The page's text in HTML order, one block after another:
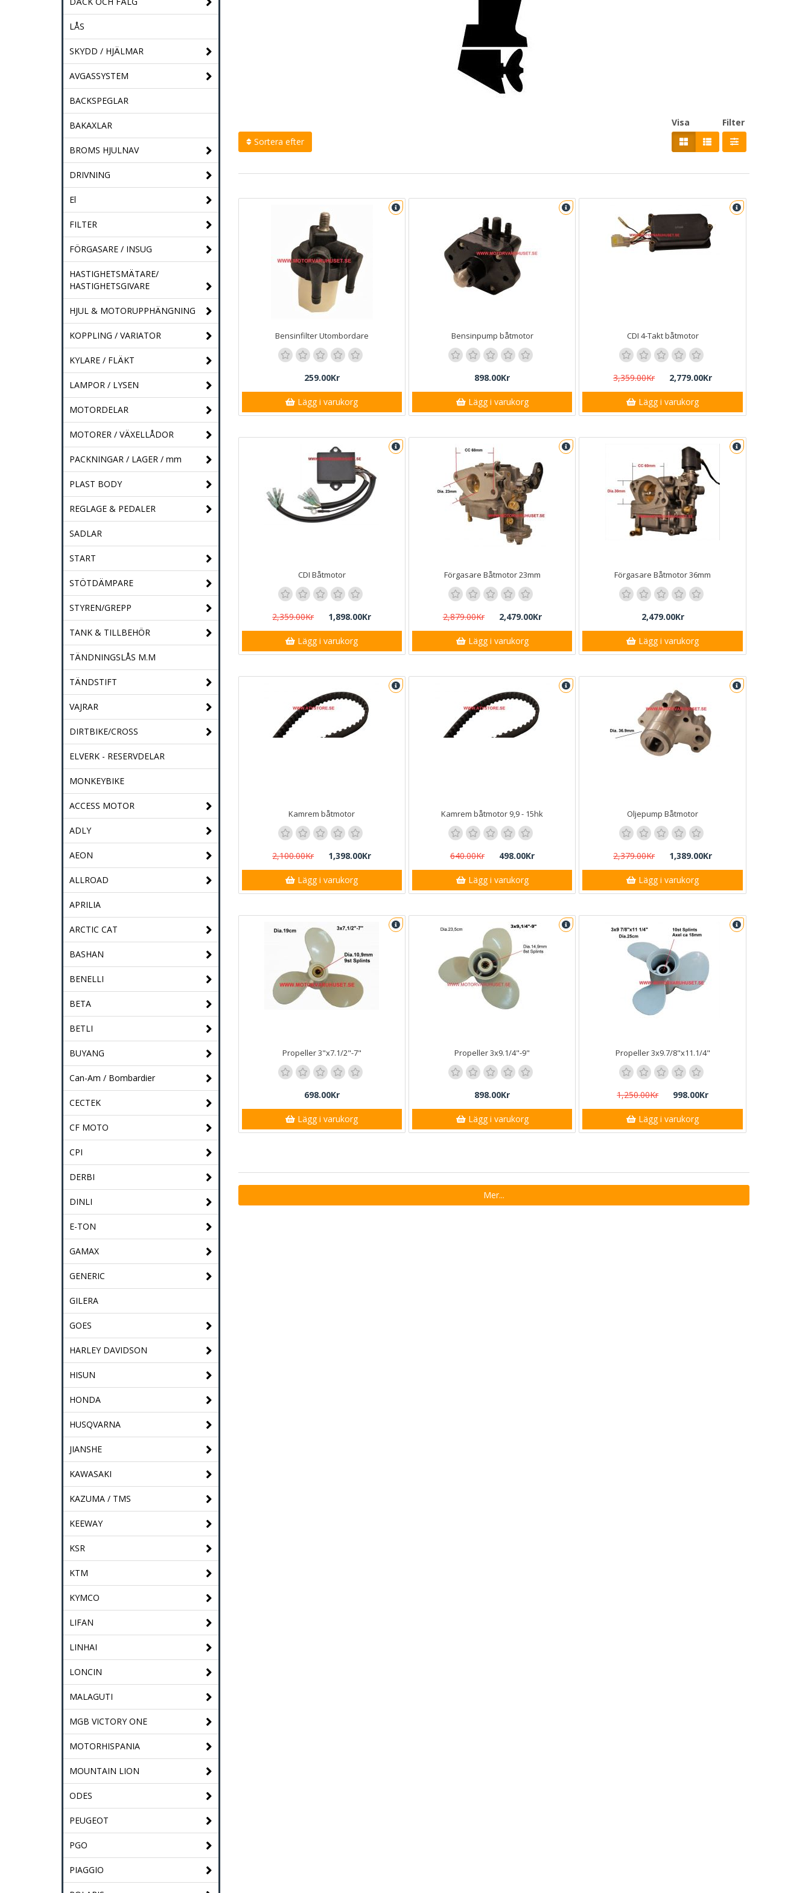
LÅS
SKYDD / HJÄLMAR
AVGASSYSTEM
BACKSPEGLAR
BAKAXLAR
BROMS HJULNAV
DRIVNING
El
FILTER
FÖRGASARE / INSUG
HASTIGHETSMÄTARE/
HASTIGHETSGIVARE
HJUL & MOTORUPPHÄNGNING
KOPPLING / VARIATOR
KYLARE / FLÄKT
LAMPOR / LYSEN
MOTORDELAR
MOTORER / VÄXELLÅDOR
PACKNINGAR / LAGER / mm
PLAST BODY
REGLAGE & PEDALER
SADLAR
START
STÖTDÄMPARE
STYREN/GREPP
TANK & TILLBEHÖR
TÄNDNINGSLÅS M.M
TÄNDSTIFT
VAJRAR
DIRTBIKE/CROSS
ELVERK - RESERVDELAR
MONKEYBIKE
ACCESS MOTOR
ADLY
AEON
ALLROAD
APRILIA
ARCTIC CAT
BASHAN
BENELLI
BETA
BETLI
BUYANG
Can-Am / Bombardier
CECTEK
CF MOTO
CPI
DERBI
DINLI
E-TON
GAMAX
GENERIC
GILERA
GOES
HARLEY DAVIDSON
HISUN
HONDA
HUSQVARNA
JIANSHE
KAWASAKI
KAZUMA / TMS
KEEWAY
KSR
KTM
KYMCO
LIFAN
LINHAI
LONCIN
MALAGUTI
MGB VICTORY ONE
MOTORHISPANIA
MOUNTAIN LION
ODES
PEUGEOT
PGO
PIAGGIO
Sortera efter
Filter
Visa
Bensinfilter Utombordare
259.00Kr
Lägg i varukorg
Bensinpump båtmotor
898.00Kr
Lägg i varukorg
CDI 4-Takt båtmotor
3,359.00Kr 2,779.00Kr
Lägg i varukorg
CDI Båtmotor
2,359.00Kr 1,898.00Kr
Lägg i varukorg
Förgasare Båtmotor 23mm
2,879.00Kr 2,479.00Kr
Lägg i varukorg
Förgasare Båtmotor 36mm
2,479.00Kr
Lägg i varukorg
Kamrem båtmotor
2,100.00Kr 1,398.00Kr
Lägg i varukorg
Kamrem båtmotor 9,9 - 15hk
640.00Kr 498.00Kr
Lägg i varukorg
Oljepump Båtmotor
2,379.00Kr 1,389.00Kr
Lägg i varukorg
Propeller 3"x7.1/2"-7"
698.00Kr
Lägg i varukorg
Propeller 3x9.1/4"-9"
898.00Kr
Lägg i varukorg
Propeller 3x9.7/8"x11.1/4"
1,250.00Kr 998.00Kr
Lägg i varukorg
Mer...